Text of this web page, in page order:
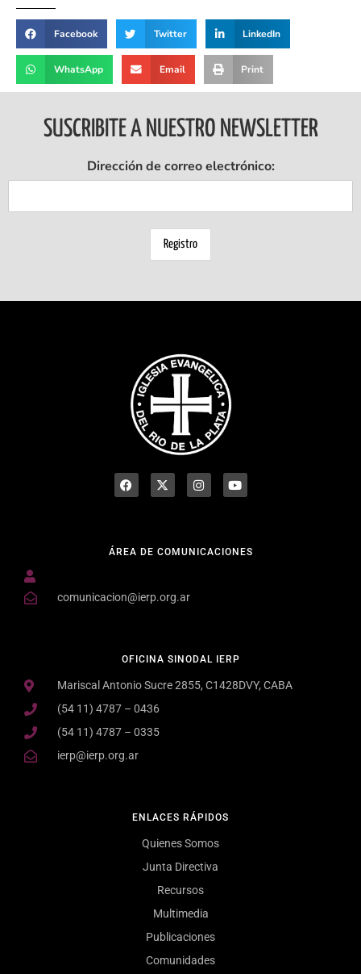
Facebook Twitter LinkedIn
WhatsApp Email Print
SUSCRIBITE A NUESTRO NEWSLETTER
Dirección de correo electrónico:
ENLACES RÁPIDOS
Quienes Somos
Junta Directiva
Recursos
Multimedia
Publicaciones
Comunidades
OFICINA SINODAL IERP
Mariscal Antonio Sucre 2855, C1428DVY, CABA
(54 11) 4787 – 0436
(54 11) 4787 – 0335
ierp@ierp.org.ar
ÁREA DE COMUNICACIONES
comunicacion@ierp.org.ar